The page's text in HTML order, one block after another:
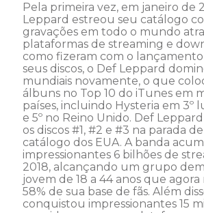
Pela primeira vez, em janeiro de
Leppard estreou seu catálogo
gravações em todo o mundo
plataformas de streaming e
como fizeram com o
seus discos, o Def Leppard
mundiais novamente, o que
álbuns no Top 10 do iTunes em
países, incluindo Hysteria em 3º
e 5º no Reino Unido. Def
os discos #1, #2 e #3 na parada
catálogo dos EUA. A banda
impressionantes 6 bilhões de
2018, alcançando um grupo
jovem de 18 a 44 anos que
58% de sua base de fãs. Além
conquistou impressionantes 15